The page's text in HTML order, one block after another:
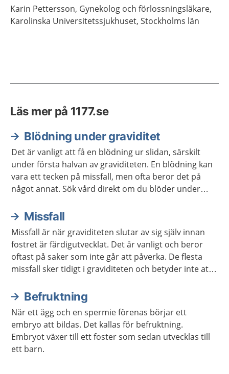
Karin Pettersson, Gynekolog och förlossningsläkare,
Karolinska Universitetssjukhuset, Stockholms län
Läs mer på 1177.se
Blödning under graviditet
Det är vanligt att få en blödning ur slidan, särskilt
under första halvan av graviditeten. En blödning kan
vara ett tecken på missfall, men ofta beror det på
något annat. Sök vård direkt om du blöder under
Missfall
Missfall är när graviditeten slutar av sig själv innan
fostret är färdigutvecklat. Det är vanligt och beror
oftast på saker som inte går att påverka. De flesta
missfall sker tidigt i graviditeten och betyder inte att
Befruktning
När ett ägg och en spermie förenas börjar ett
embryo att bildas. Det kallas för befruktning.
Embryot växer till ett foster som sedan utvecklas till
ett barn.